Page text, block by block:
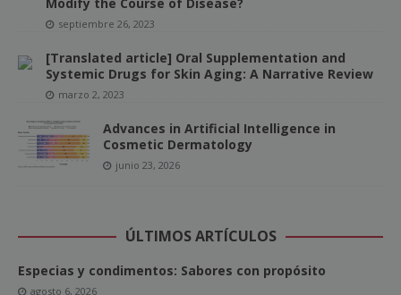
Modify the Course of Disease?
septiembre 26, 2023
[Translated article] Oral Supplementation and
Systemic Drugs for Skin Aging: A Narrative Review
marzo 2, 2023
Advances in Artificial Intelligence in
Cosmetic Dermatology
junio 23, 2026
ÚLTIMOS ARTÍCULOS
Especias y condimentos: Sabores con propósito
agosto 6, 2026